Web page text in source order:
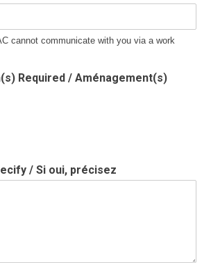
cannot communicate with you via a work
Required / Aménagement(s)
/ Si oui, précisez